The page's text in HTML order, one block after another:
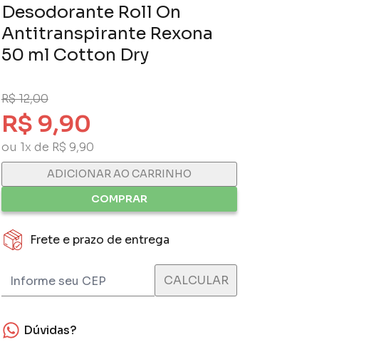
Desodorante Roll On
Antitranspirante Rexona
50 ml Cotton Dry
R$ 12,00
R$ 9,90
ou 1x de R$ 9,90
ADICIONAR AO CARRINHO
COMPRAR
Frete e prazo de entrega
Dúvidas?